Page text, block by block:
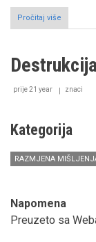
Pročitaj više
Razgovor
prije 21 year znaci
Kategorija
RAZMJENA
Napomena
Preuzeto sa